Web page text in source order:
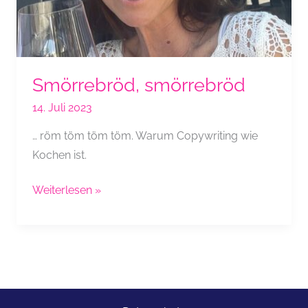
Smörrebröd, smörrebröd
14. Juli 2023
… röm töm töm töm. Warum Copywriting wie
Kochen ist.
Smörrebröd,
Weiterlesen »